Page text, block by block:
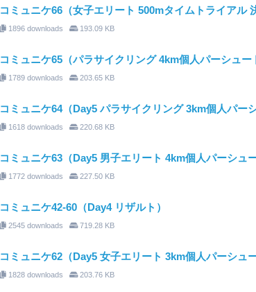
コミュニケ66（女子エリート 500mタイムトライアル
1896 downloads 193.09 KB
コミュニケ65（パラサイクリング 4km個人パーシュー
1789 downloads 203.65 KB
コミュニケ64（Day5 パラサイクリング 3km個人パー
1618 downloads 220.68 KB
コミュニケ63（Day5 男子エリート 4km個人パーシュ
1772 downloads 227.50 KB
コミュニケ42-60（Day4 リザルト）
2545 downloads 719.28 KB
コミュニケ62（Day5 女子エリート 3km個人パーシュ
1828 downloads 203.76 KB